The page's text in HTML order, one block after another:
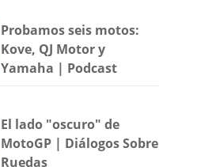
Probamos seis motos:
Kove, QJ Motor y
Yamaha | Podcast
El lado "oscuro" de
MotoGP | Diálogos Sobre
Ruedas